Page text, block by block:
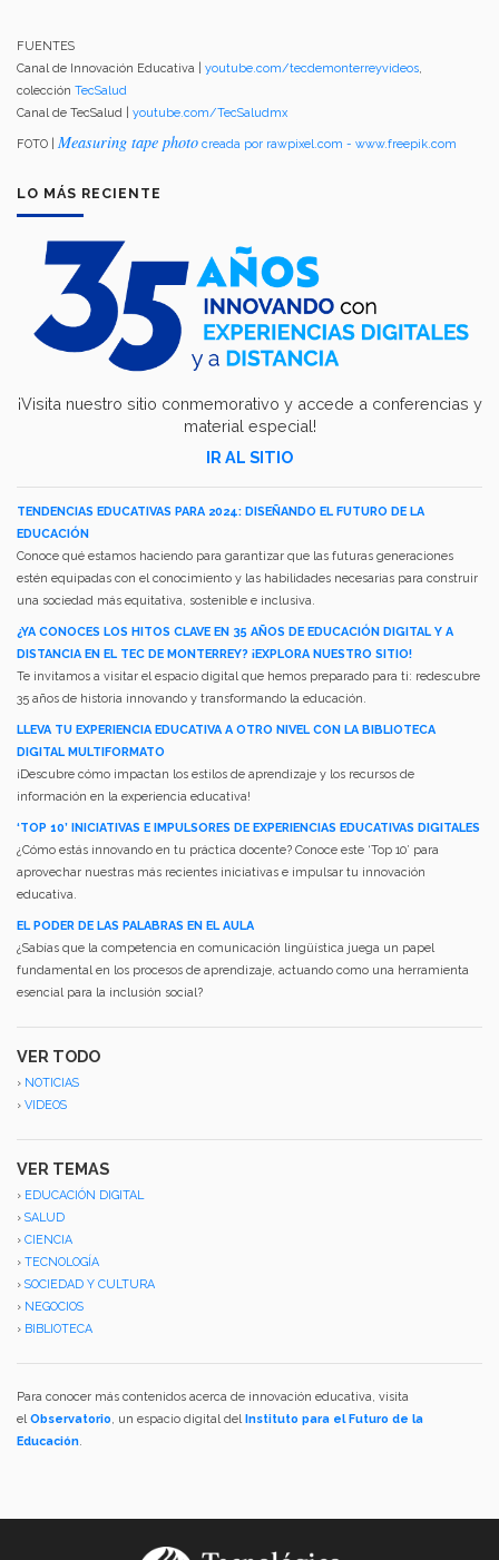
FUENTES
Canal de Innovación Educativa | youtube.com/tecdemonterreyvideos,
colección TecSalud
Canal de TecSalud | youtube.com/TecSaludmx
FOTO | Measuring tape photo creada por rawpixel.com - www.freepik.com
LO MÁS RECIENTE
¡Visita nuestro sitio conmemorativo y accede a conferencias y
material especial!
IR AL SITIO
TENDENCIAS EDUCATIVAS PARA 2024: DISEÑANDO EL FUTURO DE LA
EDUCACIÓN
Conoce qué estamos haciendo para garantizar que las futuras generaciones
estén equipadas con el conocimiento y las habilidades necesarias para construir
una sociedad más equitativa, sostenible e inclusiva.
¿YA CONOCES LOS HITOS CLAVE EN 35 AÑOS DE EDUCACIÓN DIGITAL Y A
DISTANCIA EN EL TEC DE MONTERREY? ¡EXPLORA NUESTRO SITIO!
Te invitamos a visitar el espacio digital que hemos preparado para ti: redescubre
35 años de historia innovando y transformando la educación.
LLEVA TU EXPERIENCIA EDUCATIVA A OTRO NIVEL CON LA BIBLIOTECA
DIGITAL MULTIFORMATO
¡Descubre cómo impactan los estilos de aprendizaje y los recursos de
información en la experiencia educativa!
‘TOP 10’ INICIATIVAS E IMPULSORES DE EXPERIENCIAS EDUCATIVAS DIGITALES
¿Cómo estás innovando en tu práctica docente? Conoce este ‘Top 10’ para
aprovechar nuestras más recientes iniciativas e impulsar tu innovación
educativa.
EL PODER DE LAS PALABRAS EN EL AULA
¿Sabías que la competencia en comunicación lingüística juega un papel
fundamental en los procesos de aprendizaje, actuando como una herramienta
esencial para la inclusión social?
VER TODO
› NOTICIAS
› VIDEOS
VER TEMAS
› EDUCACIÓN DIGITAL
› SALUD
› CIENCIA
› TECNOLOGÍA
› SOCIEDAD Y CULTURA
› NEGOCIOS
› BIBLIOTECA
Para conocer más contenidos acerca de innovación educativa, visita
elObservatorio, un espacio digital del Instituto para el Futuro de la
Educación.